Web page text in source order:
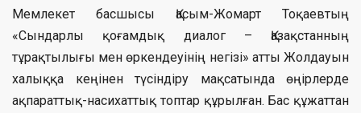
Мемлекет басшысы Қасым-Жомарт Тоқаевтың
«Сындарлы қоғамдық диалог – Қазақстанның
тұрақтылығы мен өркендеуінің негізі» атты Жолдауын
халыққа кеңінен түсіндіру мақсатында өңірлерде
ақпараттық-насихаттық топтар құрылған. Бас құжаттан